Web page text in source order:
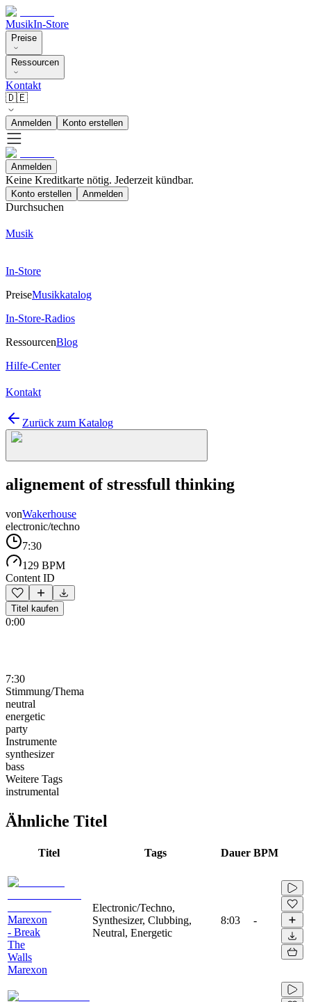
MusikIn-Store
Preise
Ressourcen
Kontakt
🇩🇪
Anmelden Konto erstellen
Anmelden
Keine Kreditkarte nötig. Jederzeit kündbar.
Konto erstellen Anmelden
Durchsuchen
Musik
In-Store
PreiseMusikkatalog
In-Store-Radios
RessourcenBlog
Hilfe-Center
Kontakt
Zurück zum Katalog
alignement of stressfull thinking
vonWakerhouse
electronic/techno
7:30
129 BPM
Content ID
Titel kaufen
0:00
7:30
Stimmung/Thema
neutral
energetic
party
Instrumente
synthesizer
bass
Weitere Tags
instrumental
Ähnliche Titel
Titel Tags Dauer BPM
Marexon
- Break
The
Walls
Marexon
Electronic/Techno,
Synthesizer, Clubbing,
Neutral, Energetic
8:03 -